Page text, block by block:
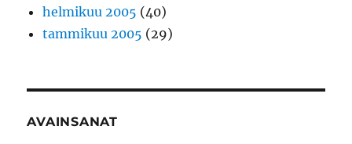
helmikuu 2005 (40)
tammikuu 2005 (29)
AVAINSANAT